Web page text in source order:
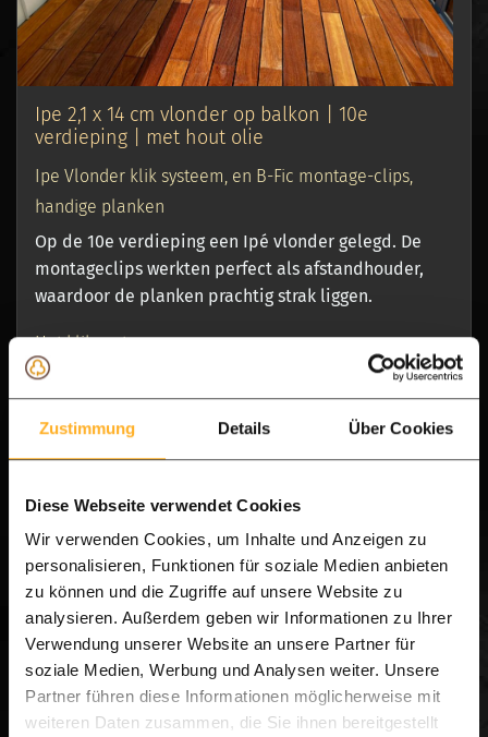
Zustimmung Details Über Cookies
Diese Webseite verwendet Cookies
Wir verwenden Cookies, um Inhalte und Anzeigen zu
personalisieren, Funktionen für soziale Medien anbieten
zu können und die Zugriffe auf unsere Website zu
analysieren. Außerdem geben wir Informationen zu Ihrer
Verwendung unserer Website an unsere Partner für
soziale Medien, Werbung und Analysen weiter. Unsere
Partner führen diese Informationen möglicherweise mit
weiteren Daten zusammen, die Sie ihnen bereitgestellt
Ipe 2,1 x 14 cm vlonder op balkon | 10e
verdieping | met hout olie
Ipe Vlonder klik systeem, en B-Fic montage-clips,
handige planken
Op de 10e verdieping een Ipé vlonder gelegd. De
montageclips werkten perfect als afstandhouder,
waardoor de planken prachtig strak liggen.
Het klik-systeem
Dit maakte het werk een stuk makkelijker, want ik
waardoor je snel meters maakt. Nu 3x geolied met
donkere olie, waardoor de nerf en kleur mooi uit
B-fix montage clips
De montage clips zijn tevens de afstand houder
zodat er gelijke voeg ontstaat. Dit maakt de
montage erg makkelijk.
Houtolie
Er voor gekozen om donkere olie te gebruiken, dit is